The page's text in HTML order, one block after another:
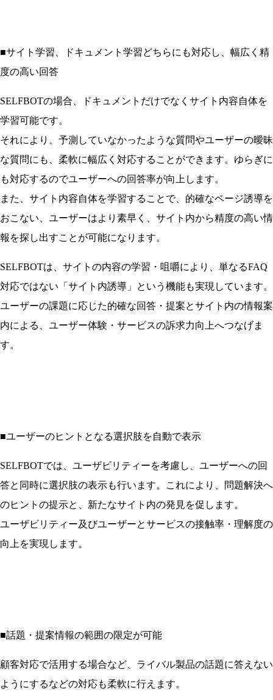
■サイト学習、ドキュメント学習どちらにも対応し、幅広く精
度の高い回答
SELFBOTの場合、ドキュメントだけでなくサイト内容自体を
学習可能です。
それにより、予測していなかったような質問やユーザーの曖昧
な質問にも、柔軟に幅広く対応することができます。ゆらぎに
も対応するのでユーザーへの回答率が向上します。
また、サイト内容自体を学習することで、的確なページ誘導を
おこない、ユーザーはより素早く、サイト内から精度の高い情
報を探し出すことが可能になります。
SELFBOTは、サイトの内容の学習・咀嚼により、単なるFAQ
対応ではない「サイト内誘導」という機能も実現しています。
ユーザーの課題に応じた的確な回答・提案とサイト内の情報案
内による、ユーザー体験・サービスの訴求力向上へつなげま
す。
■ユーザーのヒントとなる選択肢を自動で表示
SELFBOTでは、ユーザビリティーを考慮し、ユーザーへの回
答と同時に選択肢の表示も行います。これにより、問題解決へ
のヒントの提示と、新たなサイト内の発見を促します。
ユーザビリティー及びユーザーとサービスの接触率・理解度の
向上を実現します。
■話題・提案情報の範囲の限定が可能
顧客対応で活用する場合など、ライバル製品の話題に答えない
ようにするなどの対応も柔軟に行えます。